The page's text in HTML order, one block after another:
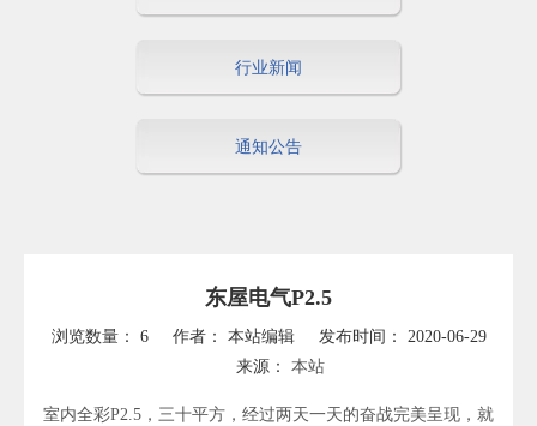
行业新闻
通知公告
东屋电气P2.5
浏览数量： 6作者： 本站编辑 发布时间： 2020-06-29
来源： 本站
["wechat","weibo","qzone","douban","email"]
室内全彩P2.5，三十平方，经过两天一天的奋战完美呈现，就